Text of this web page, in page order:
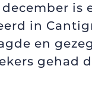
is
in
en
gehad